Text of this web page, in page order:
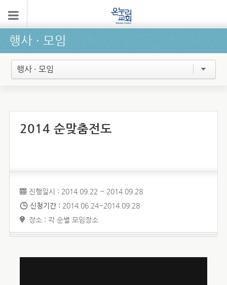
행사 ∙ 모임
행사 · 모임
2014 순맞춤전도
진행일시 : 2014.09.22 ~ 2014.09.28
신청기간 : 2014.06.24~2014.09.28
장소 : 각 순별 모임장소